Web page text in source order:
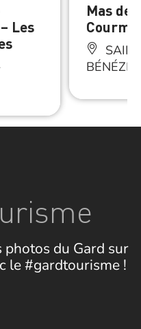
Les
Mas de
Courme
BÉNÉZET
photos du Gard sur
le #gardtourisme !